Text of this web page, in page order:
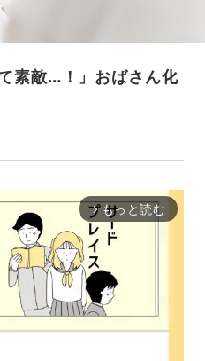
素敵…！」おばさん化
arrow_forward_ios もっと読む